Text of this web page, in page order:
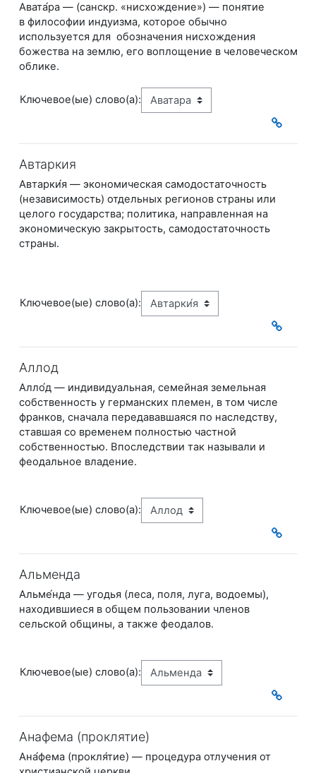
Авата́ра — (санскр. «нисхождение») — понятие
в философии индуизма, которое обычно
используется для обозначения нисхождения
божества на землю, его воплощение в человеческом
облике.
Ключевое(ые) слово(а):
Автаркия
Автарки́я — экономическая самодостаточность
(независимость) отдельных регионов страны или
целого государства; политика, направленная на
экономическую закрытость, самодостаточность
страны.
Ключевое(ые) слово(а):
Аллод
Алло́д — индивидуальная, семейная земельная
собственность у германских племен, в том числе
франков, сначала передававшаяся по наследству,
ставшая со временем полностью частной
собственностью. Впоследствии так называли и
феодальное владение.
Ключевое(ые) слово(а):
Альменда
Альме́нда — угодья (леса, поля, луга, водоемы),
находившиеся в общем пользовании членов
сельской общины, а также феодалов.
Ключевое(ые) слово(а):
Анафема (проклятие)
Ана́фема (прокля́тие) — процедура отлучения от